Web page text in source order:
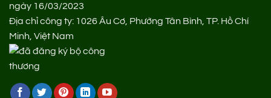
ngày 16/03/2023
Địa chỉ công ty: 1026 Âu Cơ, Phường Tân Bình, TP. Hồ Chí
Minh, Việt Nam